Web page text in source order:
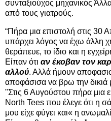
συνταξιούχος μηχανικός
από τους γιατρούς.
“Πήρα μια επιστολή στις 30
υπάρχει λόγος να έχω άλλη
θεράπευε, το ίδιο και η
Είπαν ότι αν έκοβαν τον
αλλού. Αλλά ήμουν
αποφάσισα να βρω την δικιά
"Στις 6 Αυγούστου πήρα μια
North Tees που έλεγε ότι η
μου είχε φύγει και« η